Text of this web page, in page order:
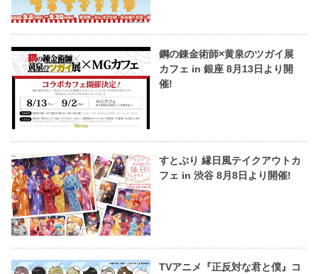
鋼の錬金術師×黄泉のツガイ展
カフェ in 銀座 8月13日より開
催!
すとぷり 縁日風テイクアウトカ
フェ in 渋谷 8月8日より開催!
TVアニメ『正反対な君と僕』コ